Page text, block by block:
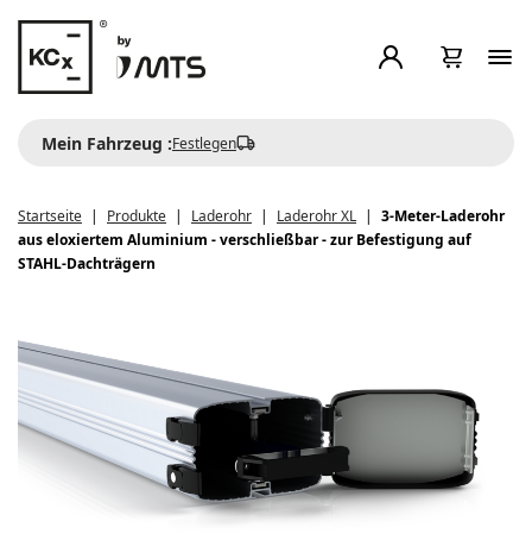
Mein Fahrzeug :Festlegen
Startseite Produkte Laderohr Laderohr XL
3-Meter-Laderohr
aus eloxiertem Aluminium - verschließbar - zur Befestigung auf
STAHL-Dachträgern